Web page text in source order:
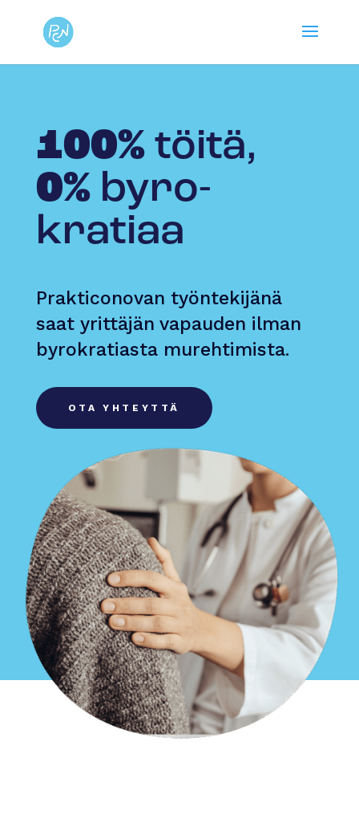
100%töitä,
0% byro­
kratiaa
Prakticonovan työntekijänä
saat yrittäjän vapauden ilman
byrokratiasta murehtimista.
OTA YHTEYTTÄ